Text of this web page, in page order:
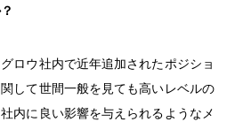
ロウ社内で近年追加されたポジショ
して世間一般を見ても高いレベルの
内に良い影響を与えられるようなメ